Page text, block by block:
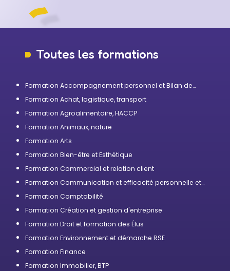
Toutes les formations
Formation Accompagnement personnel et Bilan de
Formation Achat, logistique, transport
Formation Agroalimentaire, HACCP
Formation Animaux, nature
Formation Arts
Formation Bien-être et Esthétique
Formation Commercial et relation client
Formation Communication et efficacité personnelle et
Formation Comptabilité
Formation Création et gestion d'entreprise
Formation Droit et formation des Élus
Formation Environnement et démarche RSE
Formation Finance
Formation Immobilier, BTP